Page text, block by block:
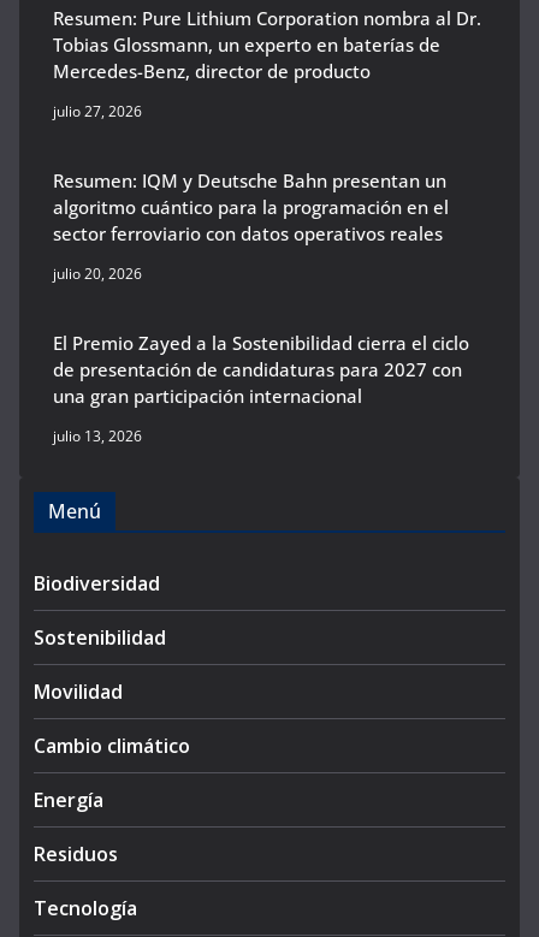
Resumen: Pure Lithium Corporation nombra al Dr.
Tobias Glossmann, un experto en baterías de
Mercedes-Benz, director de producto
julio 27, 2026
Resumen: IQM y Deutsche Bahn presentan un
algoritmo cuántico para la programación en el
sector ferroviario con datos operativos reales
julio 20, 2026
El Premio Zayed a la Sostenibilidad cierra el ciclo
de presentación de candidaturas para 2027 con
una gran participación internacional
julio 13, 2026
Menú
Biodiversidad
Sostenibilidad
Movilidad
Cambio climático
Energía
Residuos
Tecnología